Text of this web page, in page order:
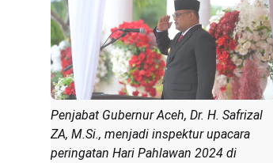
Penjabat Gubernur Aceh, Dr. H. Safrizal
ZA, M.Si., menjadi inspektur upacara
peringatan Hari Pahlawan 2024 di